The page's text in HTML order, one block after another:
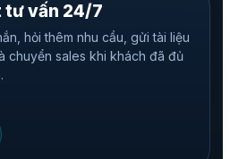
tư vấn 24/7
hỏi thêm nhu cầu, gửi tài liệu
chuyển sales khi khách đã đủ